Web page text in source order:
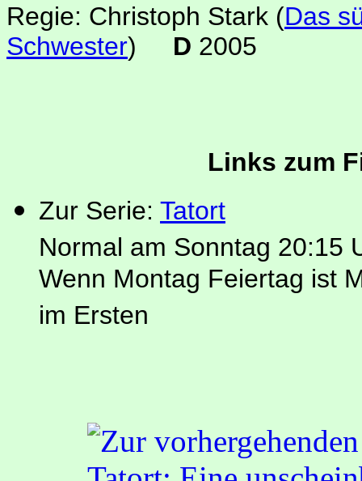
Regie: Christoph Stark (Das
Schwester) D 2005
Links zum
Zur Serie: Tatort
Normal am Sonntag 20:15
Wenn Montag Feiertag ist
im Ersten